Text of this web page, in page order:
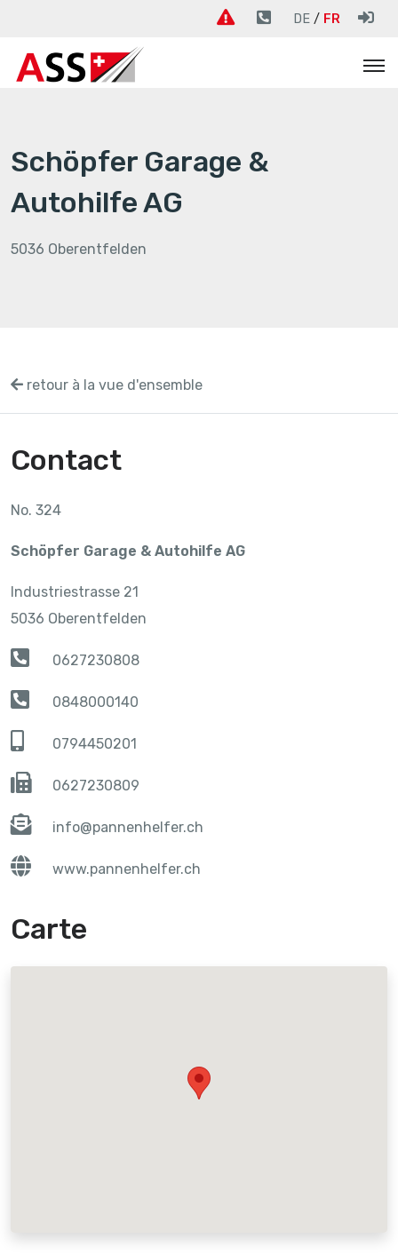
DE FR
Schöpfer Garage &
Autohilfe AG
5036 Oberentfelden
retour à la vue d'ensemble
Contact
No. 324
Schöpfer Garage & Autohilfe AG
Industriestrasse 21
5036 Oberentfelden
0627230808
0848000140
0794450201
0627230809
info@pannenhelfer.ch
www.pannenhelfer.ch
Carte